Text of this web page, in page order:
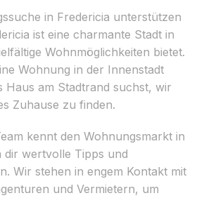
in Fredericia unterstützen
ist eine charmante Stadt in
Wohnmöglichkeiten bietet.
Wohnung in der Innenstadt
Haus am Stadtrand suchst, wir
Zuhause zu finden.
kennt den Wohnungsmarkt in
dir wertvolle Tipps und
Wir stehen in engem Kontakt mit
und Vermietern, um